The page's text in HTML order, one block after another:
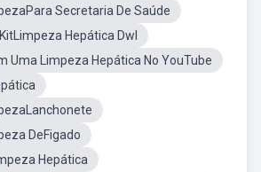
Secretaria De Saúde
Hepática Dwl
Uma Limpeza Hepática No YouTube
DeFigado
Hepática